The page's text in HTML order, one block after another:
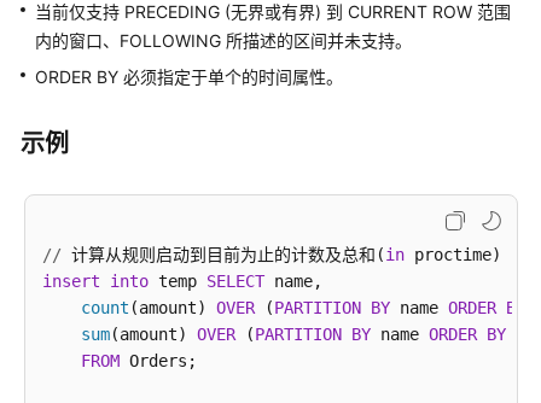
语
法
参
Flink
参
考
Flink
Opensource
当前仅支持 PRECEDING (无界或有界) 到 CURRENT ROW 范围
内的窗口、FOLLOWING 所描述的区间并未支持。
ORDER BY 必须指定于单个的时间属性。
示例
// 计算从规则启动到目前为止的计数及总和(in
insert
into temp SELECT name,
count (amount) OVER (PARTITION BY name ORDER BY
sum(amount) OVER (PARTITION BY name ORDER BY
FROM Orders;